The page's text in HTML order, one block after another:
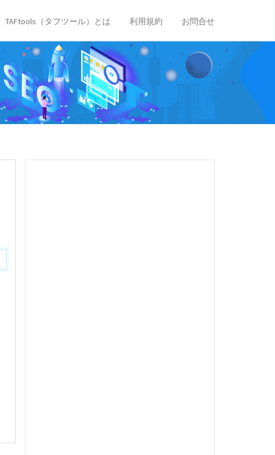
TAFtools（タフツール）とは 利用規約 お問合せ